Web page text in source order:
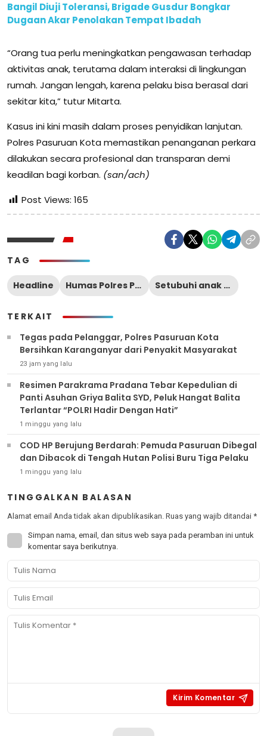
Bangil Diuji Toleransi, Brigade Gusdur Bongkar
Dugaan Akar Penolakan Tempat Ibadah
“Orang tua perlu meningkatkan pengawasan terhadap
aktivitas anak, terutama dalam interaksi di lingkungan
rumah. Jangan lengah, karena pelaku bisa berasal dari
sekitar kita,” tutur Mitarta.
Kasus ini kini masih dalam proses penyidikan lanjutan.
Polres Pasuruan Kota memastikan penanganan perkara
dilakukan secara profesional dan transparan demi
keadilan bagi korban. (san/ach)
Post Views: 165
TAG
Headline Humas Polres Pasuruan Kota Setubuhi anak di bawah umur
TERKAIT
‎Tegas pada Pelanggar, Polres Pasuruan Kota
Bersihkan Karanganyar dari Penyakit Masyarakat
23 jam yang lalu
Resimen Parakrama Pradana Tebar Kepedulian di
Panti Asuhan Griya Balita SYD, Peluk Hangat Balita
Terlantar “POLRI Hadir Dengan Hati”
1 minggu yang lalu
COD HP Berujung Berdarah: Pemuda Pasuruan Dibegal
dan Dibacok di Tengah Hutan Polisi Buru Tiga Pelaku
1 minggu yang lalu
TINGGALKAN BALASAN
Alamat email Anda tidak akan dipublikasikan. Ruas yang wajib ditandai *
Simpan nama, email, dan situs web saya pada peramban ini untuk
komentar saya berikutnya.